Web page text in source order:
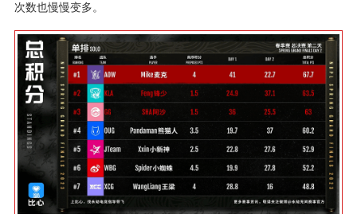
次数也慢慢变多。